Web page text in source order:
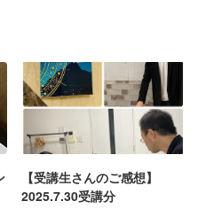
【受講生さんのご感想】
2025.7.30受講分